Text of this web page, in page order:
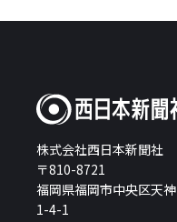
株式会社西日本新聞社
〒810-8721
福岡県福岡市中央区天神
1-4-1